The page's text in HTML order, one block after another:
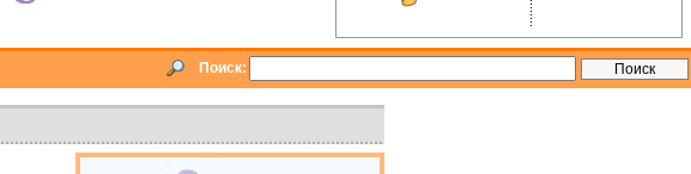
Поиск: